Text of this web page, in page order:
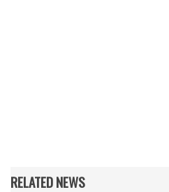
RELATED NEWS